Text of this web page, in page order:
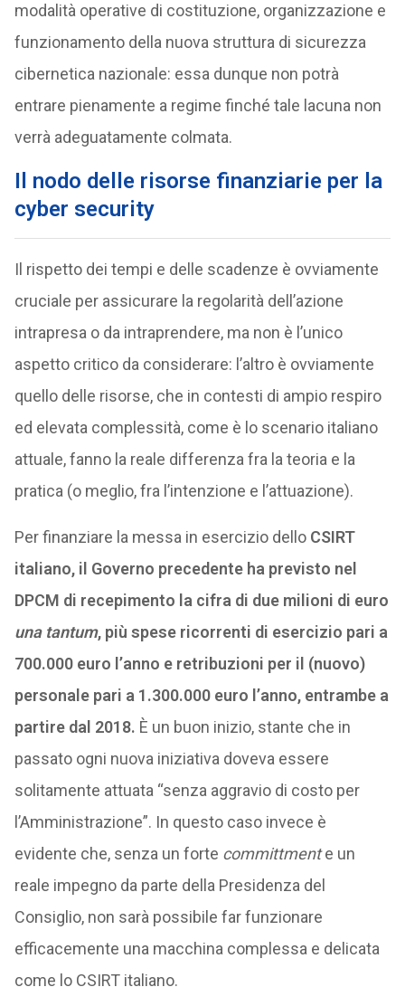
modalità operative di costituzione, organizzazione e
funzionamento della nuova struttura di sicurezza
cibernetica nazionale: essa dunque non potrà
entrare pienamente a regime finché tale lacuna non
verrà adeguatamente colmata.
Il nodo delle risorse finanziarie per la
cyber security
Il rispetto dei tempi e delle scadenze è ovviamente
cruciale per assicurare la regolarità dell’azione
intrapresa o da intraprendere, ma non è l’unico
aspetto critico da considerare: l’altro è ovviamente
quello delle risorse, che in contesti di ampio respiro
ed elevata complessità, come è lo scenario italiano
attuale, fanno la reale differenza fra la teoria e la
pratica (o meglio, fra l’intenzione e l’attuazione).
Per finanziare la messa in esercizio delloCSIRT
italiano, il Governo precedente ha previsto nel
DPCM di recepimento la cifra di due milioni di euro
una tantum, più spese ricorrenti di esercizio pari a
700.000 euro l’anno e retribuzioni per il (nuovo)
personale pari a 1.300.000 euro l’anno, entrambe a
partire dal 2018. È un buon inizio, stante che in
passato ogni nuova iniziativa doveva essere
solitamente attuata “senza aggravio di costo per
l’Amministrazione”. In questo caso invece è
evidente che, senza un forte committmente un
reale impegno da parte della Presidenza del
Consiglio, non sarà possibile far funzionare
efficacemente una macchina complessa e delicata
come lo CSIRT italiano.